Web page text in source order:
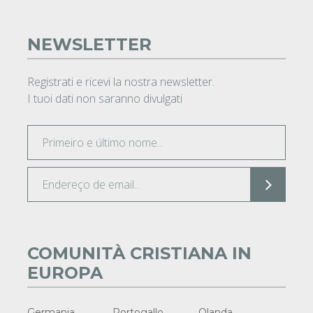
NEWSLETTER
Registrati e ricevi la nostra newsletter.
I tuoi dati non saranno divulgati
COMUNITÀ CRISTIANA IN
EUROPA